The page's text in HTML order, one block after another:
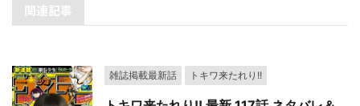
関連記事
雑誌掲載最新話 トキワ来たれり!!